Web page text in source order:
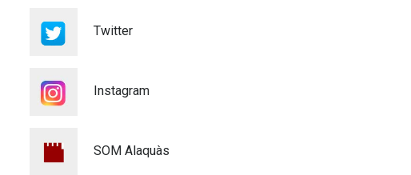
Voluntariat Punts Violeta
Twitter
Instagram
SOM Alaquàs